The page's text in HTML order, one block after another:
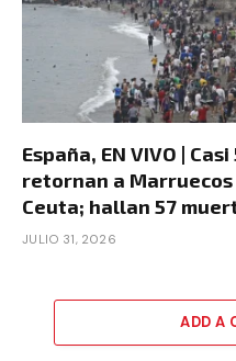
España, EN VIVO |
retornan a
Ceuta; hallan 57
JULIO 31, 2026
ADD A